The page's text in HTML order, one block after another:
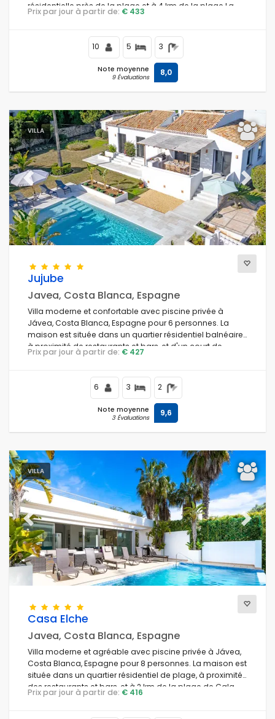
résidentielle près de la plage et à 4 km de la plage La
Grava, Jávea.
Prix par jour à partir de: € 433
10 5 3
Note moyenne
9 Évaluations 8,0
VILLA
Previous Next
Jujube
Javea, Costa Blanca, Espagne
Villa moderne et confortable avec piscine privée à
Jávea, Costa Blanca, Espagne pour 6 personnes. La
maison est située dans un quartier résidentiel balnéaire,
à proximité de restaurants et bars, et d'un court de
tennis, à 1 km de la plage La Caleta de Dins, Jávea, et à 1
Prix par jour à partir de: € 427
6 3 2
Note moyenne
3 Évaluations 9,6
VILLA
Previous Next
Casa Elche
Javea, Costa Blanca, Espagne
Villa moderne et agréable avec piscine privée à Jávea,
Costa Blanca, Espagne pour 8 personnes. La maison est
située dans un quartier résidentiel de plage, à proximité
des restaurants et bars, et à 2 km de la plage de Cala
Barraca, Jávea.
Prix par jour à partir de: € 416